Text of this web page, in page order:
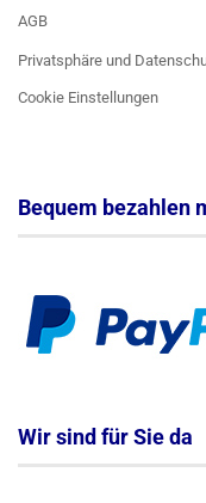
AGB
Privatsphäre und
Cookie Einstellungen
Bequem bezahlen
Wir sind für Sie da